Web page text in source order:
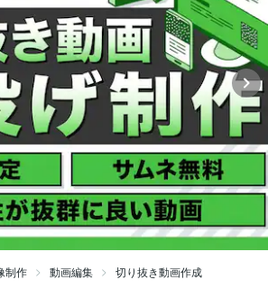
制作 動画編集 切り抜き動画作成